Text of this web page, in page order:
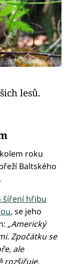
lesů.
roku
Baltského
šíření hřibu
, se jeho
„Americký
Zpočátku se
ale
rozšiřuje.